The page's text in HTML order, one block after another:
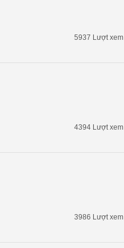
5937 Lượt xem
4394 Lượt xem
3986 Lượt xem